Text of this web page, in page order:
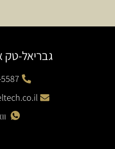
גבריאל-טק